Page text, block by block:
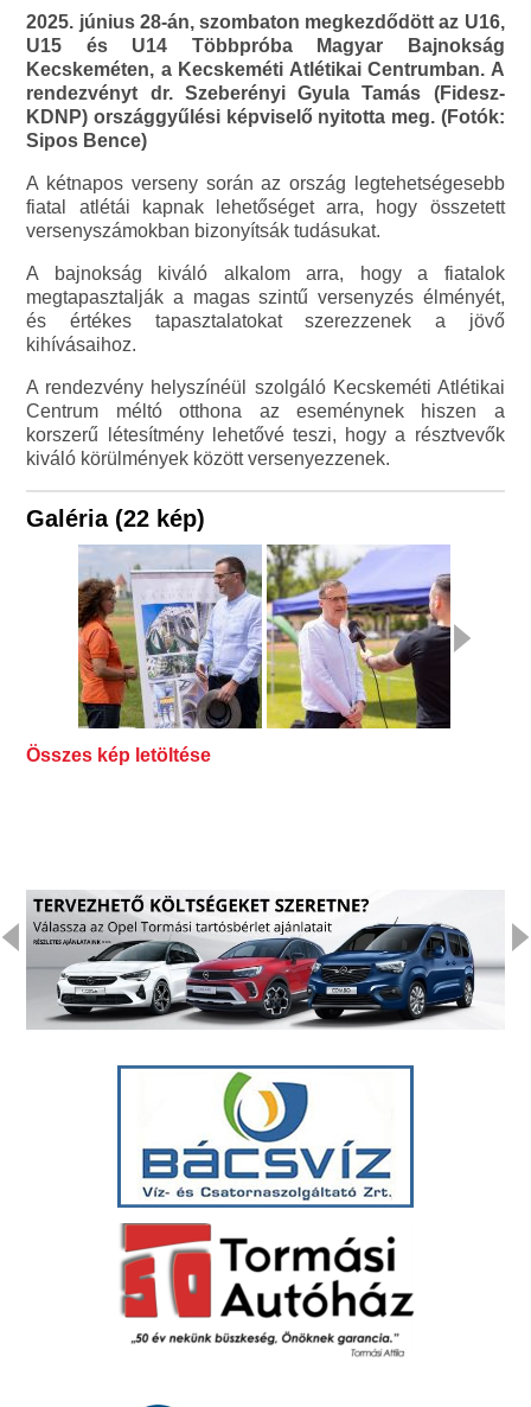
2025. június 28-án, szombaton megkezdődött az U16,
U15 és U14 Többpróba Magyar Bajnokság
Kecskeméten, a Kecskeméti Atlétikai Centrumban. A
rendezvényt dr. Szeberényi Gyula Tamás (Fidesz-
KDNP) országgyűlési képviselő nyitotta meg. (Fotók:
Sipos Bence)
A kétnapos verseny során az ország legtehetségesebb
fiatal atlétái kapnak lehetőséget arra, hogy összetett
versenyszámokban bizonyítsák tudásukat.
A bajnokság kiváló alkalom arra, hogy a fiatalok
megtapasztalják a magas szintű versenyzés élményét,
és értékes tapasztalatokat szerezzenek a jövő
kihívásaihoz.
A rendezvény helyszínéül szolgáló Kecskeméti Atlétikai
Centrum méltó otthona az eseménynek hiszen a
korszerű létesítmény lehetővé teszi, hogy a résztvevők
kiváló körülmények között versenyezzenek.
Galéria (22 kép)
Összes kép letöltése